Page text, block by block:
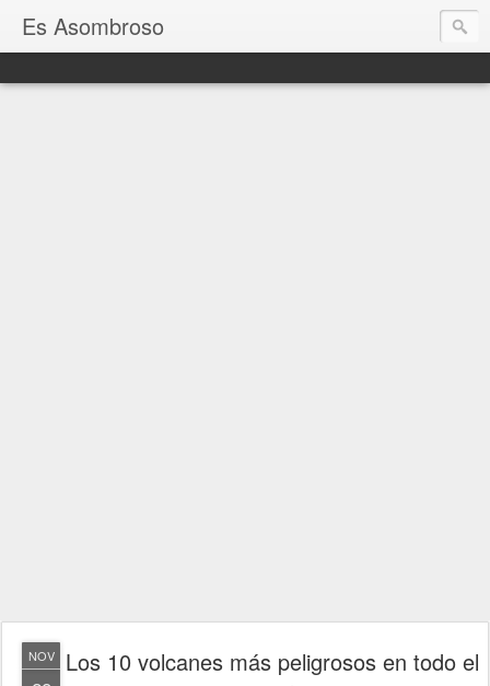
Es Asombroso
NOV
Los 10 volcanes más peligrosos en todo el